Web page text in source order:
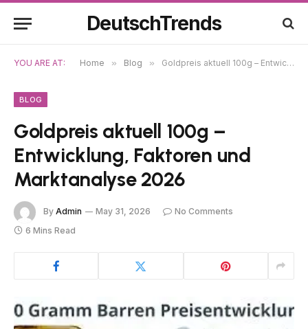
DeutschTrends
YOU ARE AT: Home » Blog » Goldpreis aktuell 100g – Entwicklung, Faktoren und Marktanalyse 2026
BLOG
Goldpreis aktuell 100g –
Entwicklung, Faktoren und
Marktanalyse 2026
By Admin May 31, 2026
No Comments
6 Mins Read